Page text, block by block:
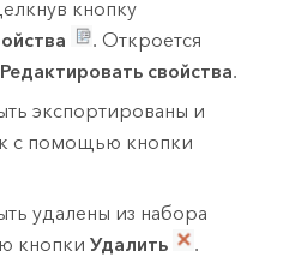
кнопку
. Откроется
Редактировать свойства.
экспортированы и
с помощью кнопки
удалены из набора
кнопкиУдалить
.